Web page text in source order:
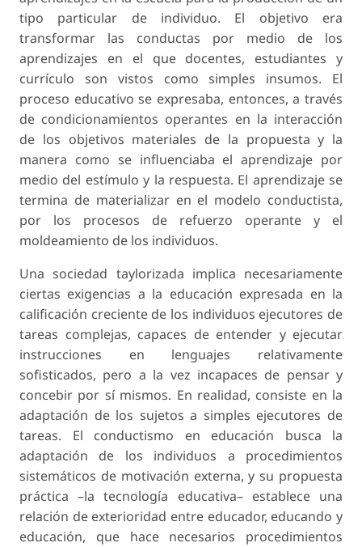
tipo particular de individuo. El objetivo era
transformar las conductas por medio de los
aprendizajes en el que docentes, estudiantes y
currículo son vistos como simples insumos. El
proceso educativo se expresaba, entonces, a través
de condicionamientos operantes en la interacción
de los objetivos materiales de la propuesta y la
manera como se influenciaba el aprendizaje por
medio del estímulo y la respuesta. El aprendizaje se
termina de materializar en el modelo conductista,
por los procesos de refuerzo operante y el
moldeamiento de los individuos.
Una sociedad taylorizada implica necesariamente
ciertas exigencias a la educación expresada en la
calificación creciente de los individuos ejecutores de
tareas complejas, capaces de entender y ejecutar
instrucciones en lenguajes relativamente
sofisticados, pero a la vez incapaces de pensar y
concebir por sí mismos. En realidad, consiste en la
adaptación de los sujetos a simples ejecutores de
tareas. El conductismo en educación busca la
adaptación de los individuos a procedimientos
sistemáticos de motivación externa, y su propuesta
práctica –la tecnología educativa– establece una
relación de exterioridad entre educador, educando y
educación, que hace necesarios procedimientos